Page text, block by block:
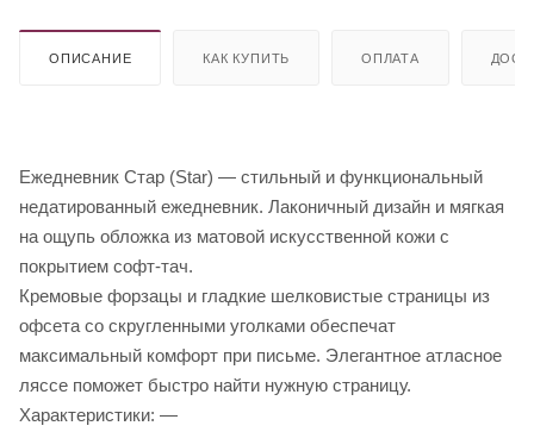
ОПИСАНИЕ КАК КУПИТЬ ОПЛАТА
Ежедневник Стар (Star) — стильный и функциональный
недатированный ежедневник. Лаконичный дизайн и мягкая
на ощупь обложка из матовой искусственной кожи с
покрытием софт-тач.
Кремовые форзацы и гладкие шелковистые страницы из
офсета со скругленными уголками обеспечат
максимальный комфорт при письме. Элегантное атласное
ляссе поможет быстро найти нужную страницу.
Характеристики: —